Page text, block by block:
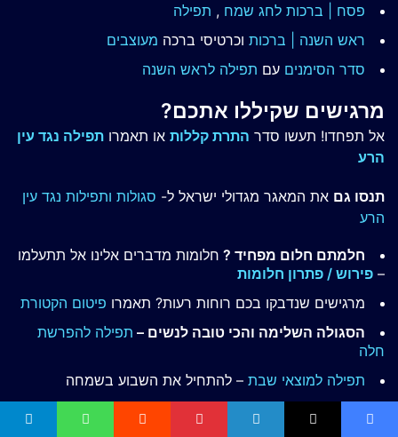
פסח | ברכות לחג שמח , תפילה
ראש השנה | ברכות וכרטיסי ברכה מעוצבים
סדר הסימנים עם תפילה לראש השנה
מרגישים שקיללו אתכם?
אל תפחדו! תעשו סדר התרת קללות או תאמרו תפילה נגד עין
הרע
תנסו גם את המאגר מגדולי ישראל ל- סגולות ותפילות נגד עין
הרע
חלמתם חלום מפחיד ? חלומות מדברים אלינו אל תתעלמו
– פירוש / פתרון חלומות
מרגישים שנדבקו בכם רוחות רעות? תאמרו פיטום הקטורת
הסגולה השלימה והכי טובה לנשים – תפילה להפרשת
חלה
תפילה למוצאי שבת – להתחיל את השבוע בשמחה
עומדים לפני מבחן חשוב?